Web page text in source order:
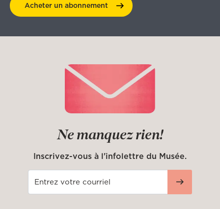
Acheter un abonnement
Ne manquez rien!
Inscrivez-vous à l'infolettre du Musée.